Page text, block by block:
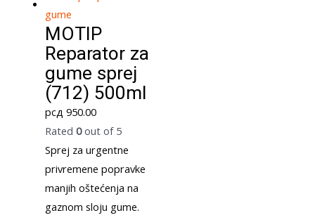
MOTIP
Reparator za
gume sprej
(712) 500ml
рсд 950.00
Rated 0out of 5
Sprej za urgentne
privremene popravke
manjih oštećenja na
gaznom sloju gume.